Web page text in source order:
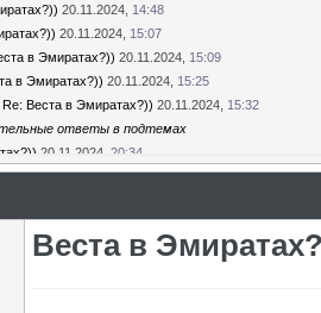
20.11.2024, 14:48
20.11.2024, 15:07
в Эмиратах?)) 20.11.2024, 15:09
в Эмиратах?)) 20.11.2024, 15:25
Re: Веста в Эмиратах?)) 20.11.2024, 15:32
ответы в подтемах
20.11.2024, 20:34
в Эмиратах?))21.11.2024,12:50
Эмиратах?))21.11.2024,19:24
21.11.2024,
22:04
Веста в